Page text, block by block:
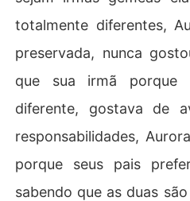
totalmente diferentes,
preservada, nunca
que sua irmã porque
diferente, gostava de
responsabilidades,
porque seus pais
sabendo que as duas